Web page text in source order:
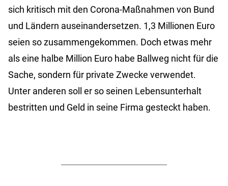
sich kritisch mit den Corona-Maßnahmen von Bund
und Ländern auseinandersetzen. 1,3 Millionen Euro
seien so zusammengekommen. Doch etwas mehr
als eine halbe Million Euro habe Ballweg nicht für die
Sache, sondern für private Zwecke verwendet.
Unter anderen soll er so seinen Lebensunterhalt
bestritten und Geld in seine Firma gesteckt haben.